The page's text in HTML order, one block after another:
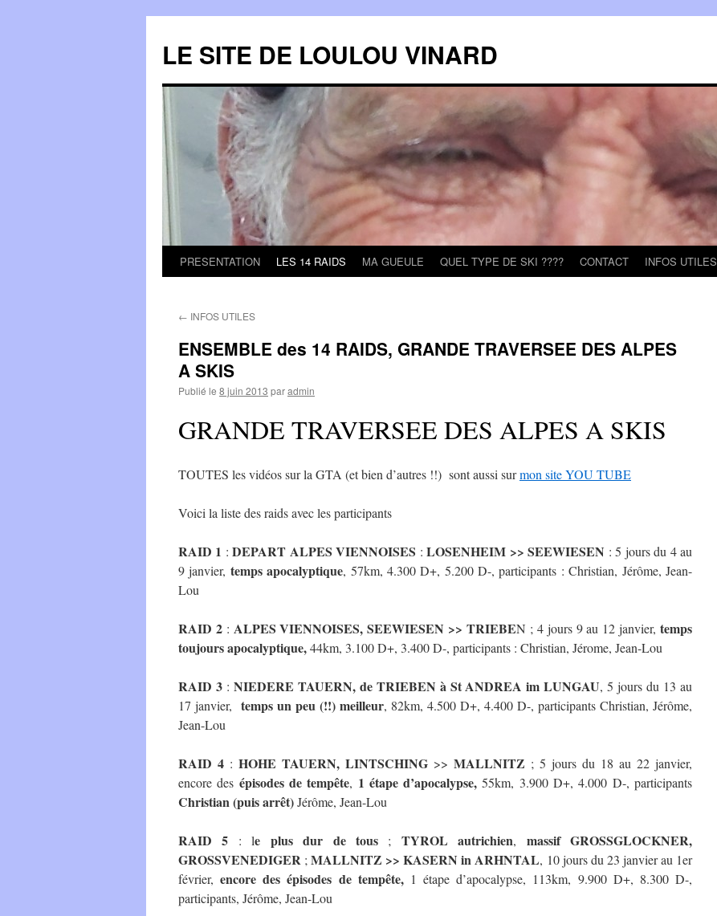
LE SITE DE LOULOU VINARD
Aller
contenu
PRESENTATION LES 14 RAIDS MA GUEULE QUEL TYPE DE SKI ???? CONTACT INFOS UTILES
← INFOS UTILES
ENSEMBLE des 14 RAIDS, GRANDE TRAVERSEE DES ALPES
A SKIS
Publié le 8 juin 2013 paradmin
GRANDE TRAVERSEE DES ALPES A SKIS
TOUTES les vidéos sur la GTA (et bien d’autres !!) sont aussi surmon site YOU TUBE
Voici la liste des raids avec les participants
RAID 1 :DEPART ALPES VIENNOISES :LOSENHEIM >> SEEWIESEN : 5 jours du 4 au
9 janvier, temps apocalyptique, 57km, 4.300 D+, 5.200 D-, participants : Christian, Jérôme, Jean-
Lou
RAID 2: ALPES VIENNOISES, SEEWIESEN >> TRIEBEN ; 4 jours 9 au 12 janvier,temps
toujours apocalyptique,44km, 3.100 D+, 3.400 D-, participants : Christian, Jérome, Jean-Lou
RAID 3: NIEDERE TAUERN, de TRIEBEN à St ANDREA im LUNGAU, 5 jours du 13 au
17 janvier, temps un peu (!!) meilleur, 82km, 4.500 D+, 4.400 D-, participants Christian, Jérôme,
Jean-Lou
RAID 4 : HOHE TAUERN, LINTSCHING >> MALLNITZ ; 5 jours du 18 au 22 janvier,
encore des épisodes de tempête, 1 étape d’apocalypse, 55km, 3.900 D+, 4.000 D-, participants
Christian (puis arrêt)Jérôme, Jean-Lou
RAID 5 : le plus dur de tous; TYROL autrichien, massif GROSSGLOCKNER,
GROSSVENEDIGER ;MALLNITZ >> KASERN in ARHNTAL, 10 jours du 23 janvier au 1er
février,encore des épisodes de tempête,1 étape d’apocalypse, 113km, 9.900 D+, 8.300 D-,
participants, Jérôme, Jean-Lou